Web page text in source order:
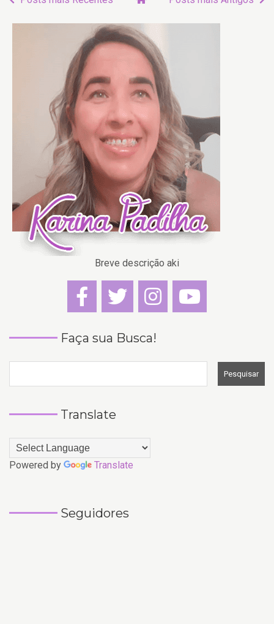
Breve descrição aki
Faça sua Busca!
Translate
Powered by Translate
Seguidores